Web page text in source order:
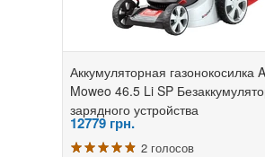
Аккумуляторная газонокосилка
Moweo 46.5 Li SP
зарядного устройства
12779 грн.
2 голосов